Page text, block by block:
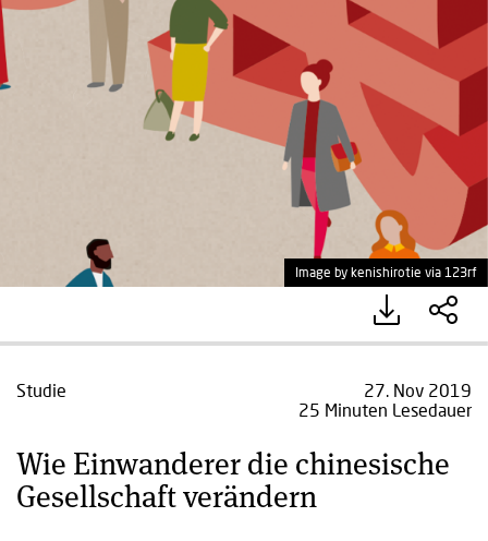
Image by kenishirotie via 123rf
Studie
27. Nov 2019
25 Minuten Lesedauer
Wie Einwanderer die chinesische
Gesellschaft verändern